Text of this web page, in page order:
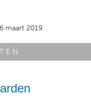
maart 2019